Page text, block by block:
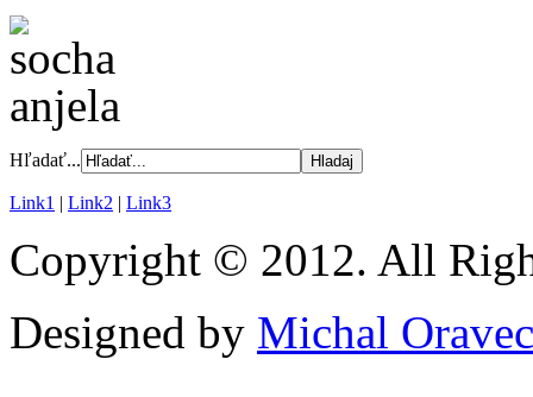
Hľadať...
Link1 | Link2 | Link3
Copyright © 2012. All
Designed by Michal Oravec